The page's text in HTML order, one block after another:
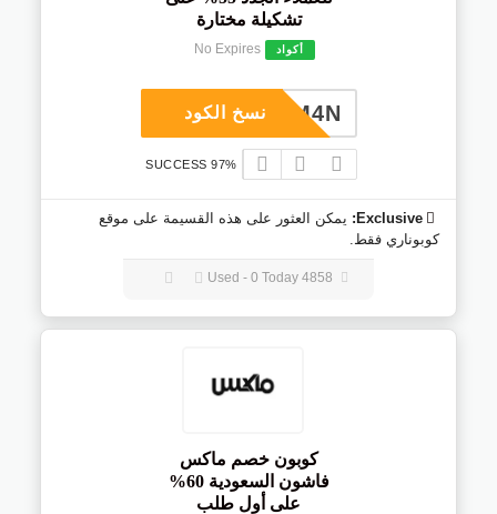
تشكيلة مختارة
أكواد No Expires
M4N نسخ الكود
97% SUCCESS
Exclusive:
يمكن العثور على هذه القسيمة على موقع
كوبوناري فقط.
كوبون خصم ماكس
فاشون السعودية 60%
على أول طلب